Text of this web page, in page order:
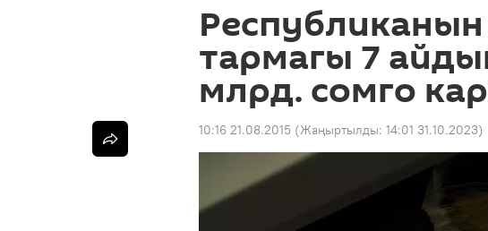
тармагы 7
млрд. сомго
10:16 21.08.2015 (Жаңыртылды: 14:01 31.10.2023)